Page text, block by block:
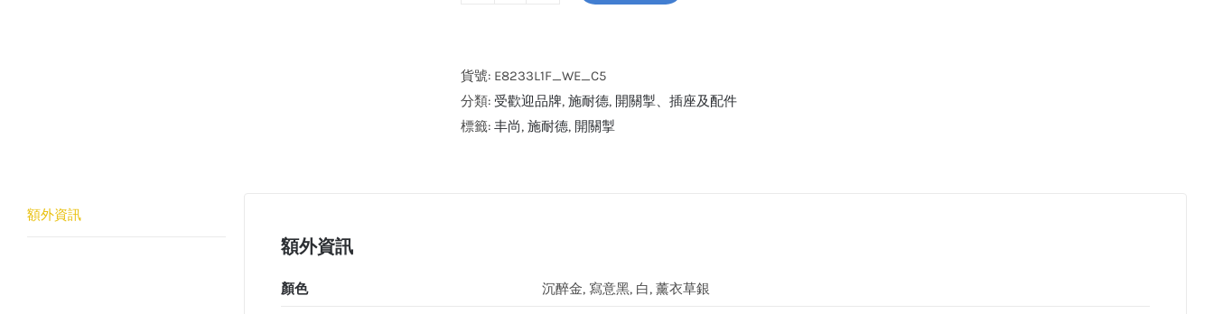
電
氣
丰
貨號: E8233L1F_WE_C5
分類: 受歡迎品牌, 施耐德, 開關掣、插座及配件
標籤: 丰尚, 施耐德, 開關掣
額外資訊
額外資訊
顏色 沉醉金, 寫意黑, 白, 薰衣草銀